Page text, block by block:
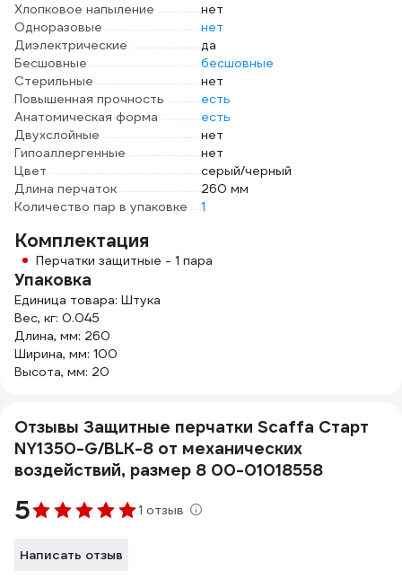
Хлопковое напыление
нет
Одноразовые
нет
Диэлектрические
да
Бесшовные
бесшовные
Стерильные
нет
Повышенная прочность
есть
Анатомическая форма
есть
Двухслойные
нет
Гипоаллергенные
нет
Цвет
серый/черный
Длина перчаток
260 мм
Количество пар в упаковке
1
Комплектация
Перчатки защитные - 1 пара
Упаковка
Единица товара: Штука
Вес, кг: 0.045
Длина, мм: 260
Ширина, мм: 100
Высота, мм: 20
Отзывы Защитные перчатки Scaffa Старт
NY1350-G/BLK-8 от механических
воздействий, размер 8 00-01018558
5 1 отзыв
Написать отзыв